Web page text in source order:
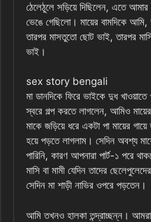
ঠেলেঠুলে সড়িয়ে দিছিলেন, এতে
ভেঙে গেছিলো। মায়ের বামদিকে
তারপর মাসতুতো ছোট ভাই, তারপর
ভাই।
sex story bengali
মা ডানদিকে ফিরে ভাইকে দুধ খাওয়াতে
স্বরে গল্প করতে লাগলেন, আমিও
মাকে জড়িয়ে ধরে একটা পা মায়ের গায়ে
হয়ে পড়তে লাগলাম। সেদিন অবশ্য
পারিনি, কারণ আপনারা পার্ট-১ পরে
মাসি বা মামী যেদিন তাদের
সেদিন মা শাড়ী নাভির ওপরে পড়তেন।
আমি তখনও হালকা তন্দ্রাচ্ছন্ন। আমরা